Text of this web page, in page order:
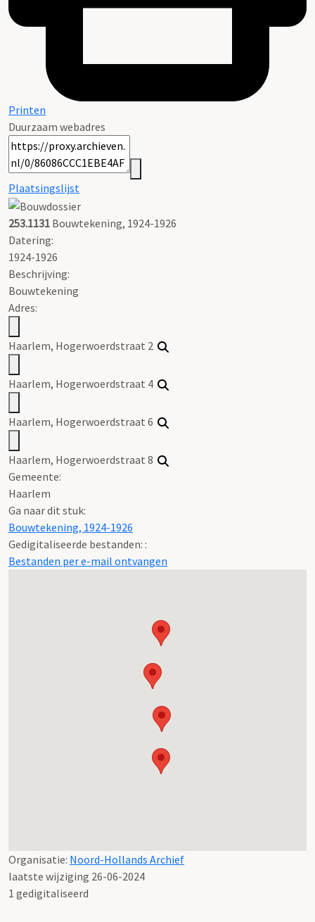
Printen
Duurzaam webadres
Plaatsingslijst
253.1131 Bouwtekening, 1924-1926
Datering:
1924-1926
Beschrijving:
Bouwtekening
Adres:
Haarlem, Hogerwoerdstraat 2
Haarlem, Hogerwoerdstraat 4
Haarlem, Hogerwoerdstraat 6
Haarlem, Hogerwoerdstraat 8
Gemeente:
Haarlem
Ga naar dit stuk:
Bouwtekening, 1924-1926
Gedigitaliseerde bestanden: :
Bestanden per e-mail ontvangen
Organisatie: Noord-Hollands Archief
laatste wijziging 26-06-2024
1 gedigitaliseerd